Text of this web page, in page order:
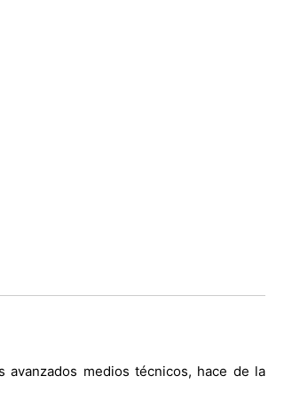
avanzados medios técnicos, hace de la